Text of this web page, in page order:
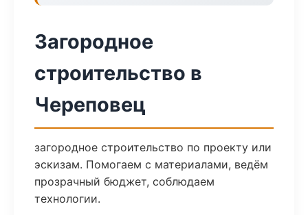
Загородное
строительство в
Череповец
загородное строительство по проекту или
эскизам. Помогаем с материалами, ведём
прозрачный бюджет, соблюдаем
технологии.